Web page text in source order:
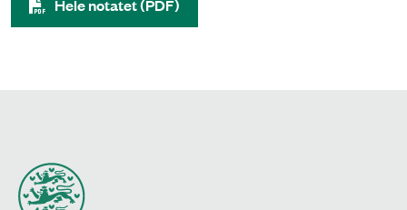
Hele notatet (PDF)